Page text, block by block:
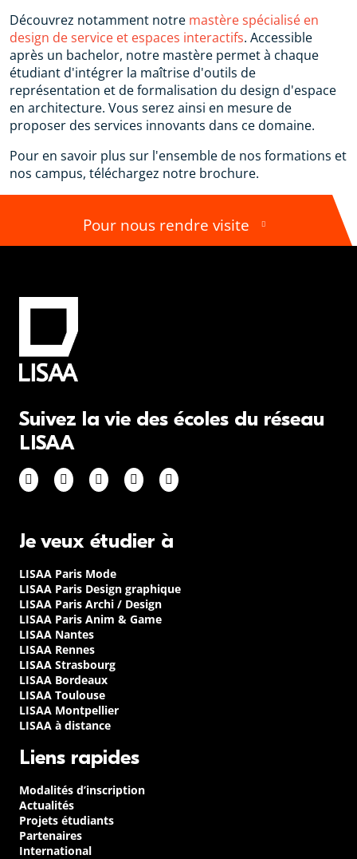
Découvrez notamment notre mastère spécialisé en
design de service et espaces interactifs. Accessible
après un bachelor, notre mastère permet à chaque
étudiant d'intégrer la maîtrise d'outils de
représentation et de formalisation du design d'espace
en architecture. Vous serez ainsi en mesure de
proposer des services innovants dans ce domaine.
Pour en savoir plus sur l'ensemble de nos formations et
nos campus, téléchargez notre brochure.
Pour nous rendre visite
Suivez la vie des écoles du réseau
LISAA
Je veux étudier à
LISAA Paris Mode
LISAA Paris Design graphique
LISAA Paris Archi / Design
LISAA Paris Anim & Game
LISAA Nantes
LISAA Rennes
LISAA Strasbourg
LISAA Bordeaux
LISAA Toulouse
LISAA Montpellier
LISAA à distance
Liens rapides
Modalités d’inscription
Actualités
Projets étudiants
Partenaires
International